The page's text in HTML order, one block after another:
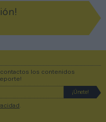
contactos los contenidos